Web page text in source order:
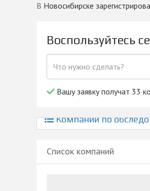
в Новосибирске
Воспользуйтесь
Вашу заявку получат 33
Компании по
Список компаний